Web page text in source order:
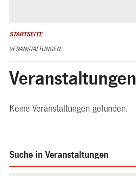
ÜBER UNS
STARTSEITE
VERANSTALTUNGEN
Veranstaltungen
Keine Veranstaltungen gefunden.
Suche in Veranstaltungen